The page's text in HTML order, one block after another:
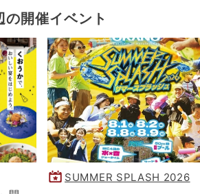
の開催イベント
SUMMER SPLASH 2026